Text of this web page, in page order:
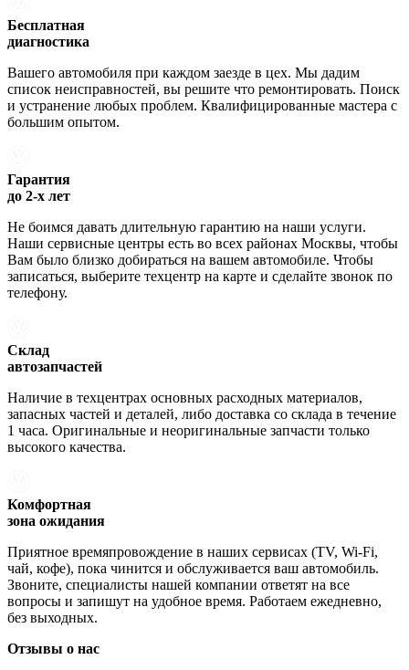
Бесплатная
диагностика
Вашего автомобиля при каждом заезде в цех. Мы дадим
список неисправностей, вы решите что ремонтировать. Поиск
и устранение любых проблем. Квалифицированные мастера с
большим опытом.
Гарантия
до 2-х лет
Не боимся давать длительную гарантию на наши услуги.
Наши сервисные центры есть во всех районах Москвы, чтобы
Вам было близко добираться на вашем автомобиле. Чтобы
записаться, выберите техцентр на карте и сделайте звонок по
телефону.
Склад
автозапчастей
Наличие в техцентрах основных расходных материалов,
запасных частей и деталей, либо доставка со склада в течение
1 часа. Оригинальные и неоригинальные запчасти только
высокого качества.
Комфортная
зона ожидания
Приятное времяпровождение в наших сервисах (TV, Wi-Fi,
чай, кофе), пока чинится и обслуживается ваш автомобиль.
Звоните, специалисты нашей компании ответят на все
вопросы и запишут на удобное время. Работаем ежедневно,
без выходных.
Отзывы о нас